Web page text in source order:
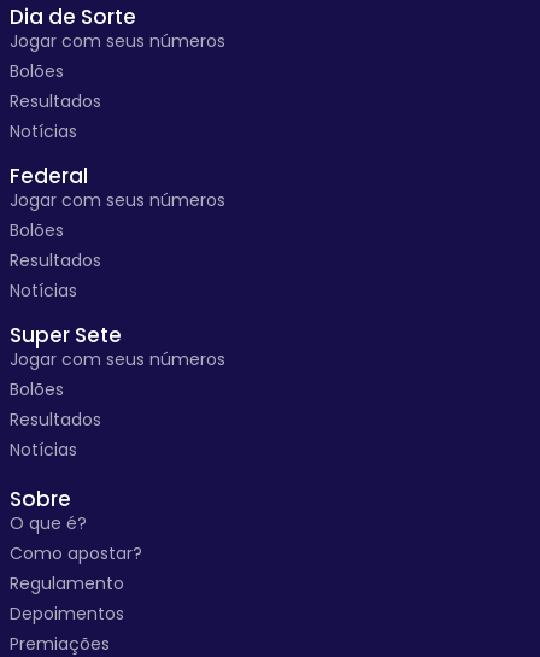
Dia de Sorte
Jogar com seus números
Bolões
Resultados
Notícias
Federal
Jogar com seus números
Bolões
Resultados
Notícias
Super Sete
Jogar com seus números
Bolões
Resultados
Notícias
Sobre
O que é?
Como apostar?
Regulamento
Depoimentos
Premiações